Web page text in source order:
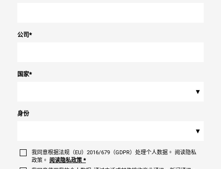
公司*
国家*
▾
身份
▾
我同意根据法规（EU）2016/679（GDPR）处理个人数据。 阅读隐私
政策。 阅读隐私政策 *